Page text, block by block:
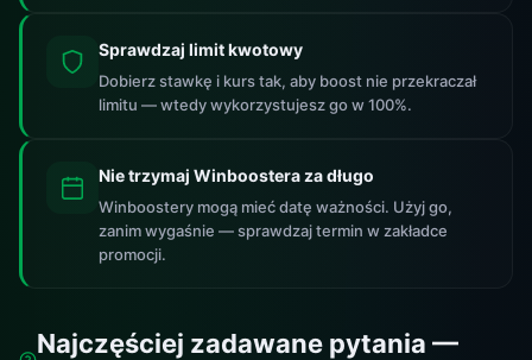
Sprawdzaj limit kwotowy
Dobierz stawkę i kurs tak, aby boost nie przekraczał
limitu — wtedy wykorzystujesz go w 100%.
Nie trzymaj Winboostera za długo
Winboostery mogą mieć datę ważności. Użyj go,
zanim wygaśnie — sprawdzaj termin w zakładce
promocji.
Najczęściej zadawane pytania —